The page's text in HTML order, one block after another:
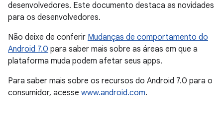
desenvolvedores. Este documento destaca as novidades
para os desenvolvedores.
Não deixe de conferir Mudanças de comportamento do
Android 7.0 para saber mais sobre as áreas em que a
plataforma muda podem afetar seus apps.
Para saber mais sobre os recursos do Android 7.0 para o
consumidor, acesse www.android.com.